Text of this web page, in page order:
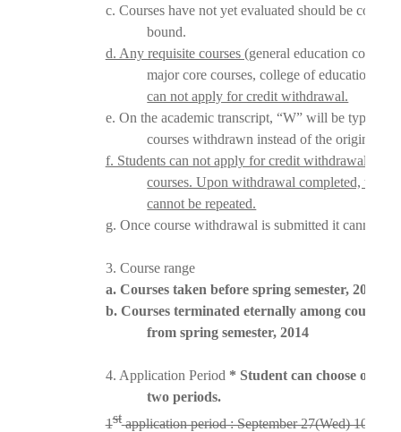
c. Courses have not yet evaluated should be
bound.
d. Any requisite courses (general education core
major core courses, college of education
can not apply for credit withdrawal.
e. On the academic transcript, “W” will be typed on
courses withdrawn instead of the original
f. Students can not apply for credit withdrawal for
courses. Upon withdrawal completed, the
cannot be repeated.
g. Once course withdrawal is submitted it cannot be
3. Course range
a. Courses taken before spring semester, 2014
b. Courses terminated eternally among course
from spring semester, 2014
4. Application Period * Student can choose only
two periods.
1st application period : September 27(Wed) 10:00